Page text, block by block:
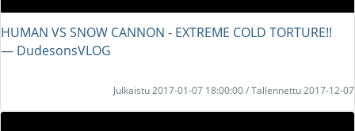
HUMAN VS SNOW CANNON - EXTREME COLD TORTURE!!
― DudesonsVLOG
Julkaistu 2017-01-07 18:00:00 / Tallennettu 2017-12-07